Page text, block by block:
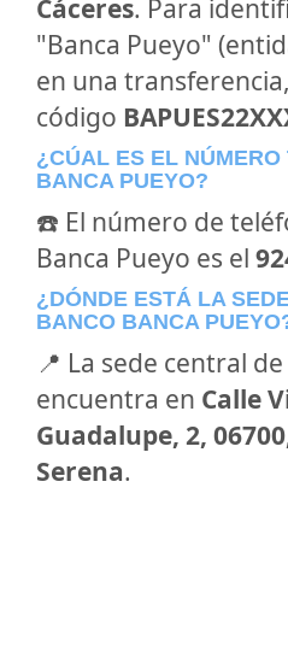
Cáceres. Para
"Banca Pueyo"
en una
código
¿CÚAL ES EL
BANCA PUEYO?
☎️ El número de
Banca Pueyo es el
¿DÓNDE ESTÁ LA
BANCO BANCA
📍 La sede central de
encuentra en Calle
Guadalupe, 2,
Serena.